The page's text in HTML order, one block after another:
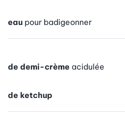
eau pour badigeonner
de demi-crème acidulée
de ketchup